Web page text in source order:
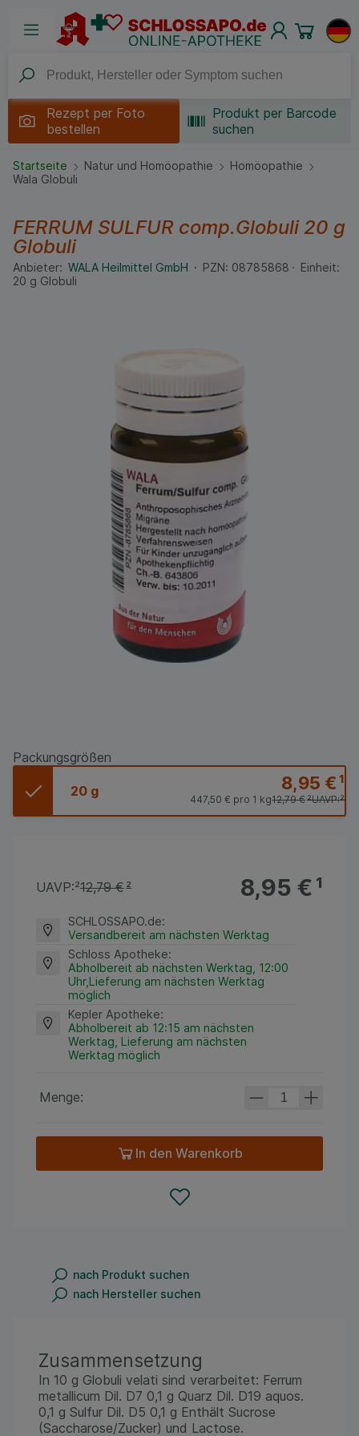
Rezept per Foto
bestellen
Produkt per Barcode
suchen
Startseite Natur und Homöopathie
Homöopathie
Wala Globuli
FERRUM SULFUR comp.Globuli 20 g
Globuli
Anbieter: WALA Heilmittel GmbH PZN: 08785868
Einheit:
20 g Globuli
Packungsgrößen
20 g 8,95 €¹
UAVP:²
12,79 €²
447,50 € pro 1 kg
8,95 €¹
UAVP:²12,79 €²
SCHLOSSAPO.de:
Versandbereit am nächsten Werktag
Schloss Apotheke:
Abholbereit ab nächsten Werktag, 12:00
Uhr,Lieferung am nächsten Werktag
möglich
Kepler Apotheke:
Abholbereit ab 12:15 am nächsten
Werktag, Lieferung am nächsten
Werktag möglich
Menge:
In den Warenkorb
nach Produkt suchen
nach Hersteller suchen
Zusammensetzung
In 10 g Globuli velati sind verarbeitet: Ferrum
metallicum Dil. D7 0,1 g Quarz Dil. D19 aquos.
0,1 g Sulfur Dil. D5 0,1 g Enthält Sucrose
(Saccharose/Zucker) und Lactose.